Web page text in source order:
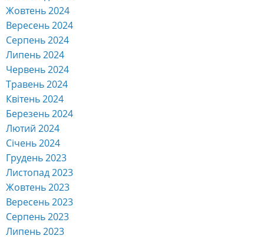
Жовтень 2024
Вересень 2024
Серпень 2024
Липень 2024
Червень 2024
Травень 2024
Квітень 2024
Березень 2024
Лютий 2024
Січень 2024
Грудень 2023
Листопад 2023
Жовтень 2023
Вересень 2023
Серпень 2023
Липень 2023